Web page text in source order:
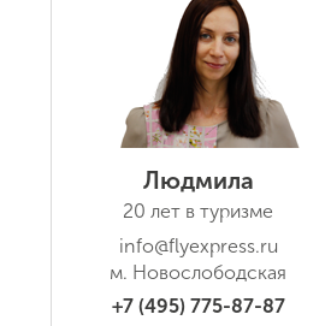
Людмила
20 лет в туризме
info@flyexpress.ru
м. Новослободская
+7 (495) 775-87-87